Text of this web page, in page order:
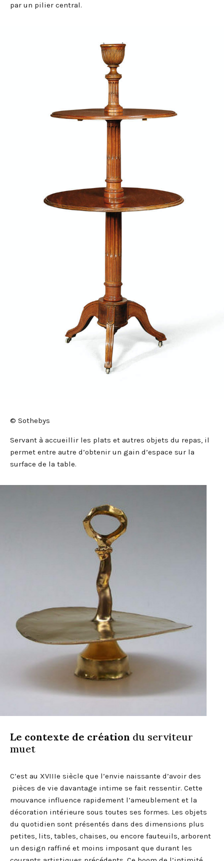
par un pilier central.
© Sothebys
Servant à accueillir les plats et autres objets du repas, il
permet entre autre d’obtenir un gain d’espace sur la
surface de la table.
Le contexte de création du serviteur
muet
C’est au XVIIIe siècle que l’envie naissante d’avoir des
pièces de vie davantage intime se fait ressentir. Cette
mouvance influence rapidement l’ameublement et la
décoration intérieure sous toutes ses formes. Les objets
du quotidien sont présentés dans des dimensions plus
petites, lits, tables, chaises, ou encore fauteuils, arborent
un design raffiné et moins imposant que durant les